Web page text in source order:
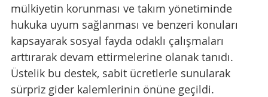
mülkiyetin korunması ve takım yönetiminde
hukuka uyum sağlanması ve benzeri konuları
kapsayarak sosyal fayda odaklı çalışmaları
arttırarak devam ettirmelerine olanak tanıdı.
Üstelik bu destek, sabit ücretlerle sunularak
sürpriz gider kalemlerinin önüne geçildi.